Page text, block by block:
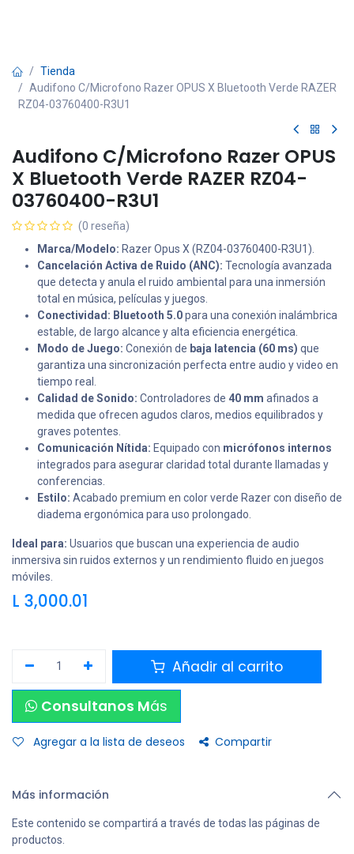
Tienda
Audifono C/Microfono Razer OPUS X Bluetooth Verde RAZER
RZ04-03760400-R3U1
Audifono C/Microfono Razer OPUS
X Bluetooth Verde RAZER RZ04-
03760400-R3U1
(0 reseña)
Marca/Modelo: Razer Opus X (RZ04-03760400-R3U1).
Cancelación Activa de Ruido (ANC): Tecnología avanzada
que detecta y anula el ruido ambiental para una inmersión
total en música, películas y juegos.
Conectividad: Bluetooth 5.0para una conexión inalámbrica
estable, de largo alcance y alta eficiencia energética.
Modo de Juego: Conexión de baja latencia (60 ms) que
garantiza una sincronización perfecta entre audio y video en
tiempo real.
Calidad de Sonido: Controladores de 40 mm afinados a
medida que ofrecen agudos claros, medios equilibrados y
graves potentes.
Comunicación Nítida: Equipado con micrófonos internos
integrados para asegurar claridad total durante llamadas y
conferencias.
Estilo: Acabado premium en color verde Razer con diseño de
diadema ergonómica para uso prolongado.
Ideal para: Usuarios que buscan una experiencia de audio
inmersiva sin ruidos externos y un rendimiento fluido en juegos
móviles.
L 3,000.01
Añadir al carrito
Consultanos Más
Agregar a la lista de deseos Compartir
Más información
Este contenido se compartirá a través de todas las páginas de
productos.